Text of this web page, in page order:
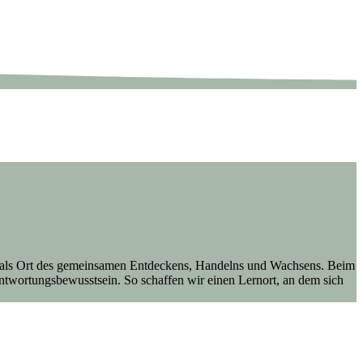
Ort des gemeinsamen Entdeckens, Handelns und Wachsens. Beim
So schaffen wir einen Lernort, an dem sich